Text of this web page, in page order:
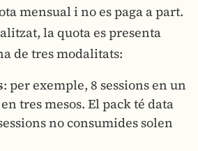
mensual i no es paga a part.
la quota es presenta
de tres modalitats:
: per exemple, 8 sessions en un
tres mesos. El pack té data
no consumides solen